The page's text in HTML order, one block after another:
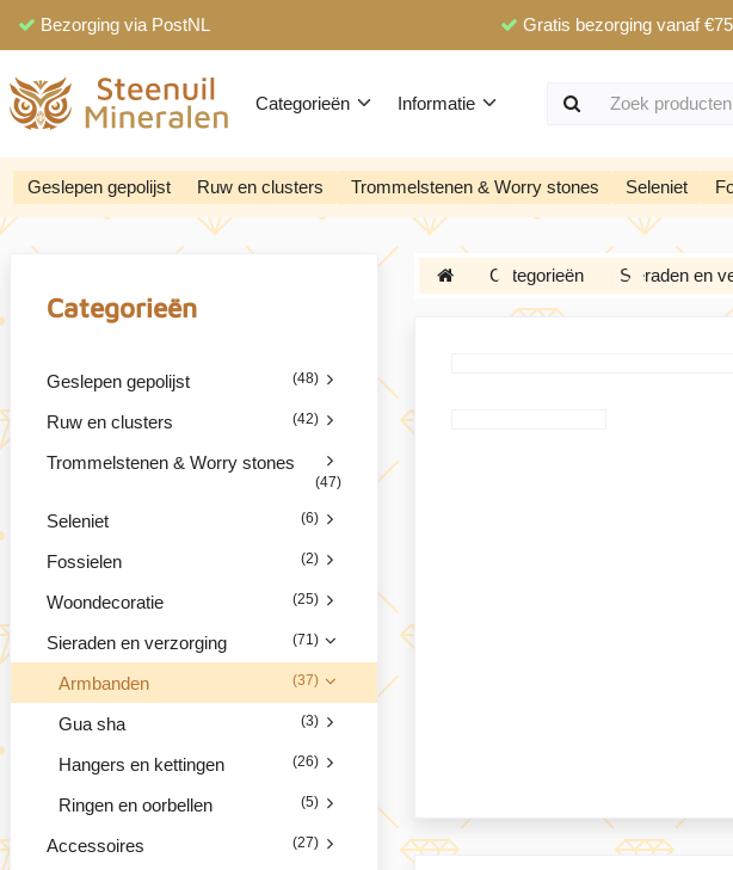
Bezorging via PostNL Gratis bezorging vanaf
Categorieën Informatie
Geslepen gepolijst Ruw en clusters Trommelstenen & Worry stones Seleniet
Categorieën
Geslepen gepolijst (48)
Ruw en clusters (42)
Trommelstenen & Worry stones
(47)
Seleniet (6)
Fossielen (2)
Woondecoratie (25)
Sieraden en verzorging (71)
Armbanden (37)
Gua sha (3)
Hangers en kettingen (26)
Ringen en oorbellen (5)
Accessoires (27)
Categorieën Sieraden en